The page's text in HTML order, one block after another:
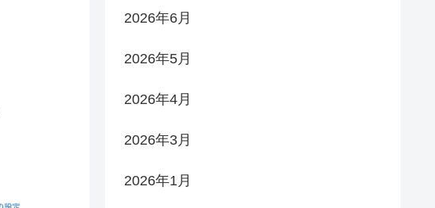
2026年6月
2026年5月
2026年4月
2026年3月
2026年1月